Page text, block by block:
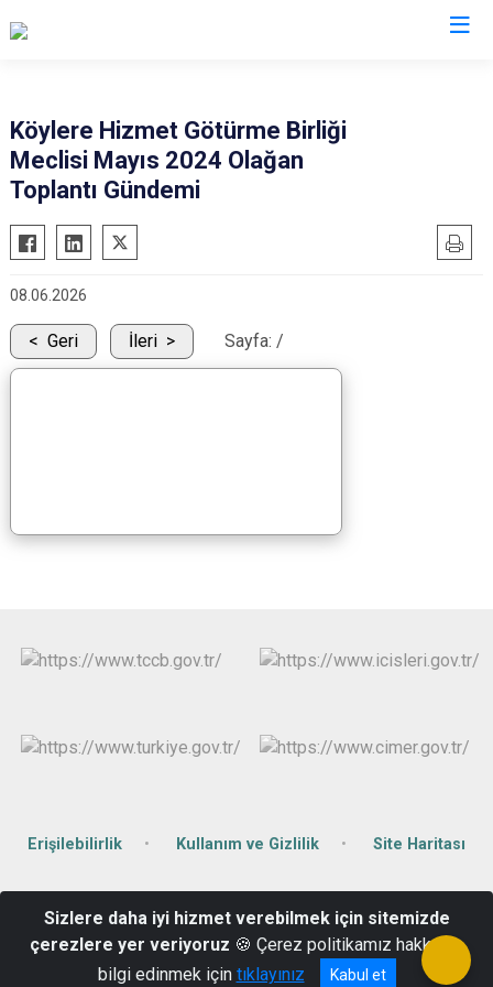
Beytüşşebap
Cizre
Güçlükonak
Uludere
Köylere Hizmet Götürme Birliği
Meclisi Mayıs 2024 Olağan
Toplantı Gündemi
08.06.2026
Geri İleri Sayfa: /
Erişilebilirlik Kullanım ve Gizlilik Site Haritası
ŞIRNAK
Telefon: 0486 616 17 41 - Belgegeçer: 0486 616 16 80
Sizlere daha iyi hizmet verebilmek için sitemizde
çerezlere yer veriyoruz 🍪 Çerez politikamız hakkında
bilgi edinmek için tıklayınız Kabul et